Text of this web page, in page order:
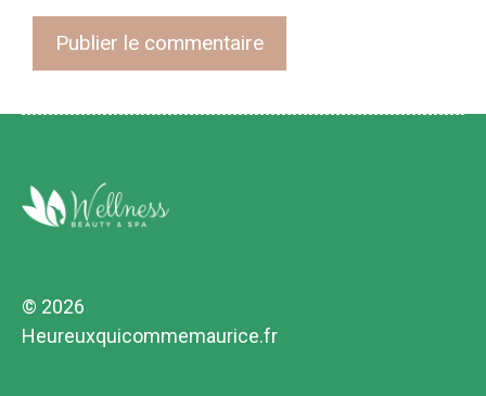
© 2026
Heureuxquicommemaurice.fr